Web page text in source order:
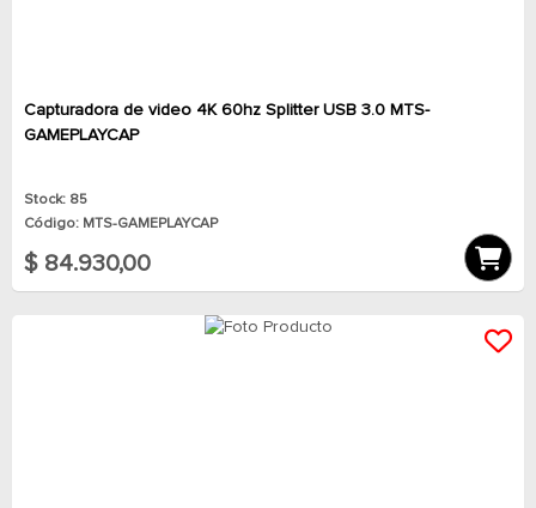
Capturadora de video 4K 60hz Splitter USB 3.0 MTS-
GAMEPLAYCAP
Stock: 85
Código: MTS-GAMEPLAYCAP
$ 84.930,00